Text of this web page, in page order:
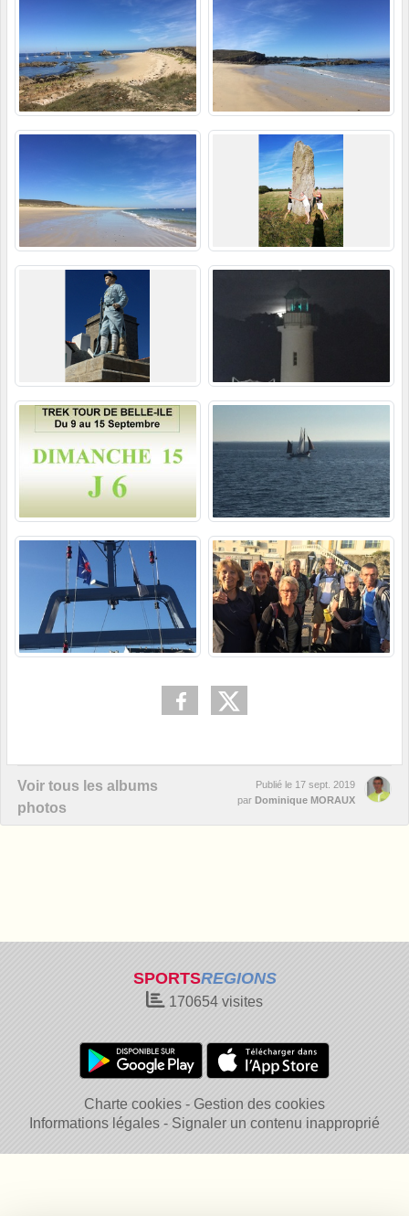
Voir tous les albums
photos
Publié le 17 sept. 2019
par Dominique MORAUX
SPORTSREGIONS
170654 visites
Charte cookies
Gestion des cookies
Informations légales
Signaler un contenu inapproprié